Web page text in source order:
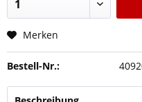
Merken
Bestell-Nr.: